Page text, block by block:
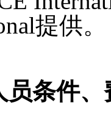
提供。
员条件、